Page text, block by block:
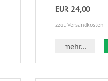
EUR 24,00
zzgl. Versandkosten
mehr...